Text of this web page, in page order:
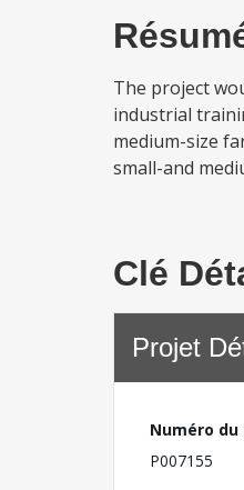
The project
industrial
medium-size
small-and
Clé
Projet
Numéro du
P007155